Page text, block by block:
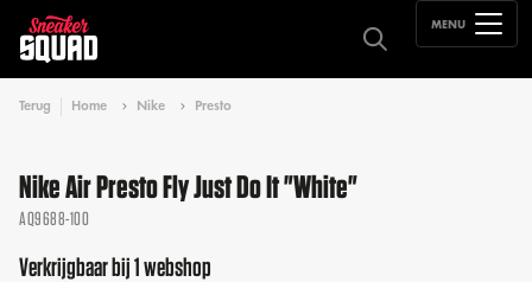
MENU
Terug Home Nike Presto
Nike Air Presto Fly Just Do It "White"
AQ9688-100
Verkrijgbaar bij 1 webshop